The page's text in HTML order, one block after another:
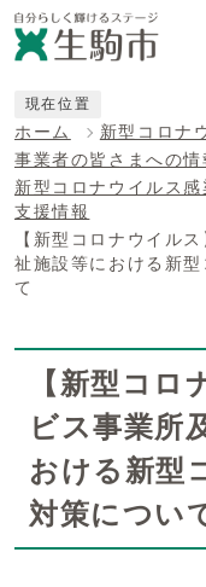
現在位置
ホーム
新型コロナ
事業者の皆さまへの情
新型コロナウイルス
支援情報
【新型コロナウイル
祉施設等における新
て
【新型コロ
ビス事業所
おける新型
対策につい